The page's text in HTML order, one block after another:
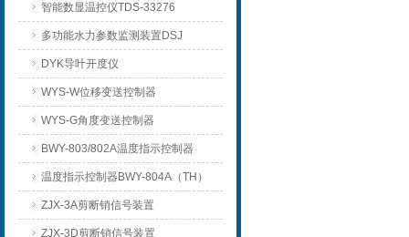
智能数显温控仪TDS-33276
多功能水力参数监测装置DSJ
DYK导叶开度仪
WYS-W位移变送控制器
WYS-G角度变送控制器
BWY-803/802A温度指示控制器
温度指示控制器BWY-804A（TH）
ZJX-3A剪断销信号装置
ZJX-3D剪断销信号装置